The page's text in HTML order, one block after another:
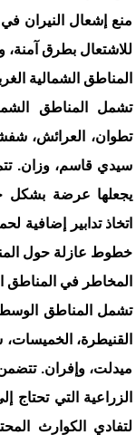
منع إشعال النيران في
للاشتعال بطرق آمنة،
المناطق الشمالية
تشمل المناطق
تطوان، العرائش،
سيدي قاسم، وزان.
يجعلها عرضة بشكل
اتخاذ تدابير إضافية
خطوط عازلة حول
المخاطر في
تشمل المناطق
القنيطرة،
ميدلت، وإفران.
الزراعية التي
لتفادي الكوارث